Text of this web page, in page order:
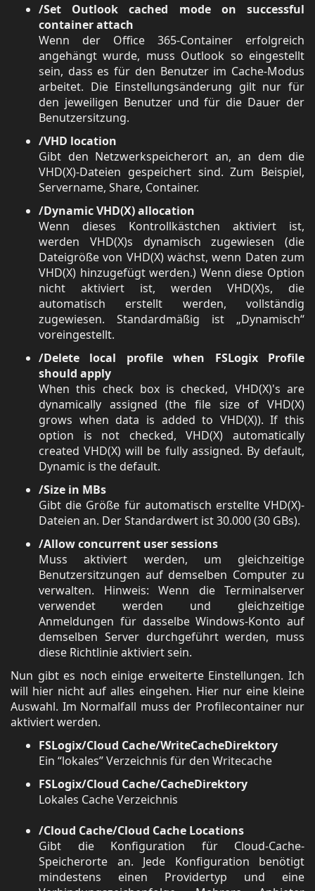
/Set Outlook cached mode on successful
container attach
Wenn der Office 365-Container erfolgreich
angehängt wurde, muss Outlook so eingestellt
sein, dass es für den Benutzer im Cache-Modus
arbeitet. Die Einstellungsänderung gilt nur für
den jeweiligen Benutzer und für die Dauer der
Benutzersitzung.
/VHD location
Gibt den Netzwerkspeicherort an, an dem die
VHD(X)-Dateien gespeichert sind. Zum Beispiel,
Servername, Share, Container.
/Dynamic VHD(X) allocation
Wenn dieses Kontrollkästchen aktiviert ist,
werden VHD(X)s dynamisch zugewiesen (die
Dateigröße von VHD(X) wächst, wenn Daten zum
VHD(X) hinzugefügt werden.) Wenn diese Option
nicht aktiviert ist, werden VHD(X)s, die
automatisch erstellt werden, vollständig
zugewiesen. Standardmäßig ist „Dynamisch“
voreingestellt.
/Delete local profile when FSLogix Profile
should apply
When this check box is checked, VHD(X)'s are
dynamically assigned (the file size of VHD(X)
grows when data is added to VHD(X)). If this
option is not checked, VHD(X) automatically
created VHD(X) will be fully assigned. By default,
Dynamic is the default.
/Size in MBs
Gibt die Größe für automatisch erstellte VHD(X)-
Dateien an. Der Standardwert ist 30.000 (30 GBs).
/Allow concurrent user sessions
Muss aktiviert werden, um gleichzeitige
Benutzersitzungen auf demselben Computer zu
verwalten. Hinweis: Wenn die Terminalserver
verwendet werden und gleichzeitige
Anmeldungen für dasselbe Windows-Konto auf
demselben Server durchgeführt werden, muss
diese Richtlinie aktiviert sein.
Nun gibt es noch einige erweiterte Einstellungen. Ich
will hier nicht auf alles eingehen. Hier nur eine kleine
Auswahl. Im Normalfall muss der Profilecontainer nur
aktiviert werden.
FSLogix/Cloud Cache/WriteCacheDirektory
Ein “lokales” Verzeichnis für den Writecache
FSLogix/Cloud Cache/CacheDirektory
Lokales Cache Verzeichnis
/Cloud Cache/Cloud Cache Locations
Gibt die Konfiguration für Cloud-Cache-
Speicherorte an. Jede Konfiguration benötigt
mindestens einen Providertyp und eine